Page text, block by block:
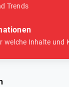
Trends
welche Inhalte